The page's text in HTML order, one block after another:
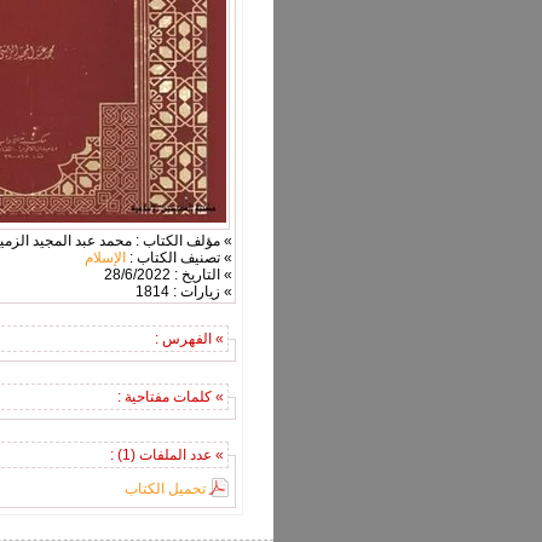
» مؤلف الكتاب : محمد عبد المجيد
» تصنيف الكتاب : الإسلام
» التاريخ : 28/6/2022
» زيارات : 1814
» الفهرس :
» كلمات مفتاحية :
» عدد الملفات (1) :
تحميل الكتاب